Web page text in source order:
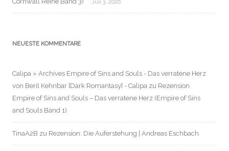
Juli 3, 2026
NEUESTE KOMMENTARE
Calipa » Archives Empire of Sins and Souls - Das verratene Herz
von Beril Kehribar [Dark Romantasy] - Calipa zu Rezension
Empire of Sins and Souls – Das verratene Herz (Empire of Sins
and Souls Band 1)
TinaA2B zu Rezension: Die Auferstehung | Andreas Eschbach